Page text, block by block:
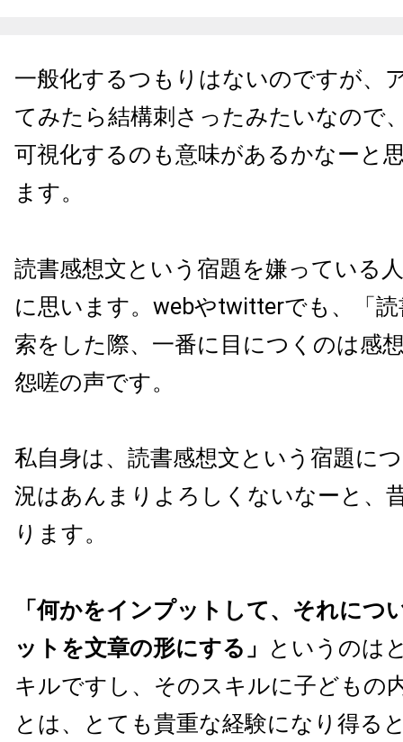
一般化するつもりはないのですが、
てみたら結構刺さったみたいなので
可視化するのも意味があるかなーと
ます。
読書感想文という宿題を嫌っている
に思います。webやtwitterでも、「
索をした際、一番に目につくのは感
怨嗟の声です。
私自身は、読書感想文という宿題に
況はあんまりよろしくないなーと、
ります。
「何かをインプットして、それにつ
ットを文章の形にする」 というのは
キルですし、そのスキルに子どもの
とは、とても貴重な経験になり得る